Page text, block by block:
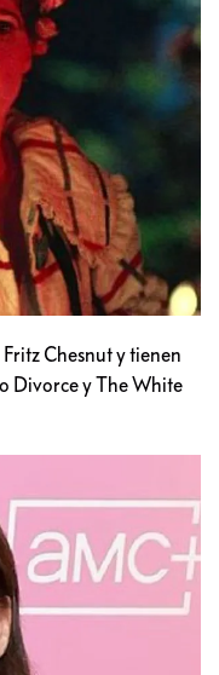
Chesnut y tienen
Divorce y The White